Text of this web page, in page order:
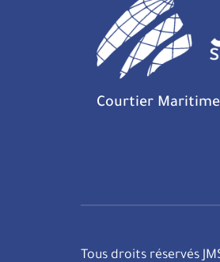
Courtier
Tous droits réservés